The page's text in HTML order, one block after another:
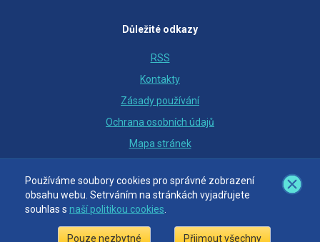
Používáme soubory cookies pro správné zobrazení
obsahu webu. Setrváním na stránkách vyjadřujete
souhlas s naší politikou cookies
Pouze nezbytné Přijmout všechny
Důležité odkazy
RSS
Kontakty
Zásady používání
Ochrana osobních údajů
Mapa stránek
© OTE, a.s., 2018
Používáme soubory cookies pro správné zobrazení
obsahu webu. Setrváním na stránkách vyjadřujete
souhlas s naší politikou cookies
Pouze nezbytné Přijmout všechny